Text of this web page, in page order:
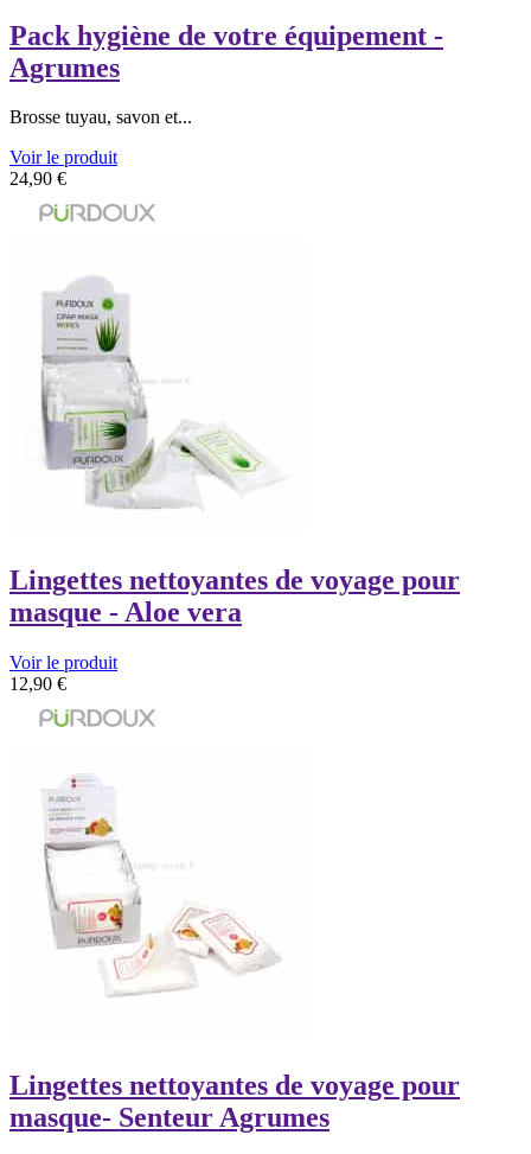
Pack hygiène de votre équipement -
Agrumes
Brosse tuyau, savon et...
Voir le produit
24,90 €
Lingettes nettoyantes de voyage pour
masque - Aloe vera
Voir le produit
12,90 €
Lingettes nettoyantes de voyage pour
masque- Senteur Agrumes